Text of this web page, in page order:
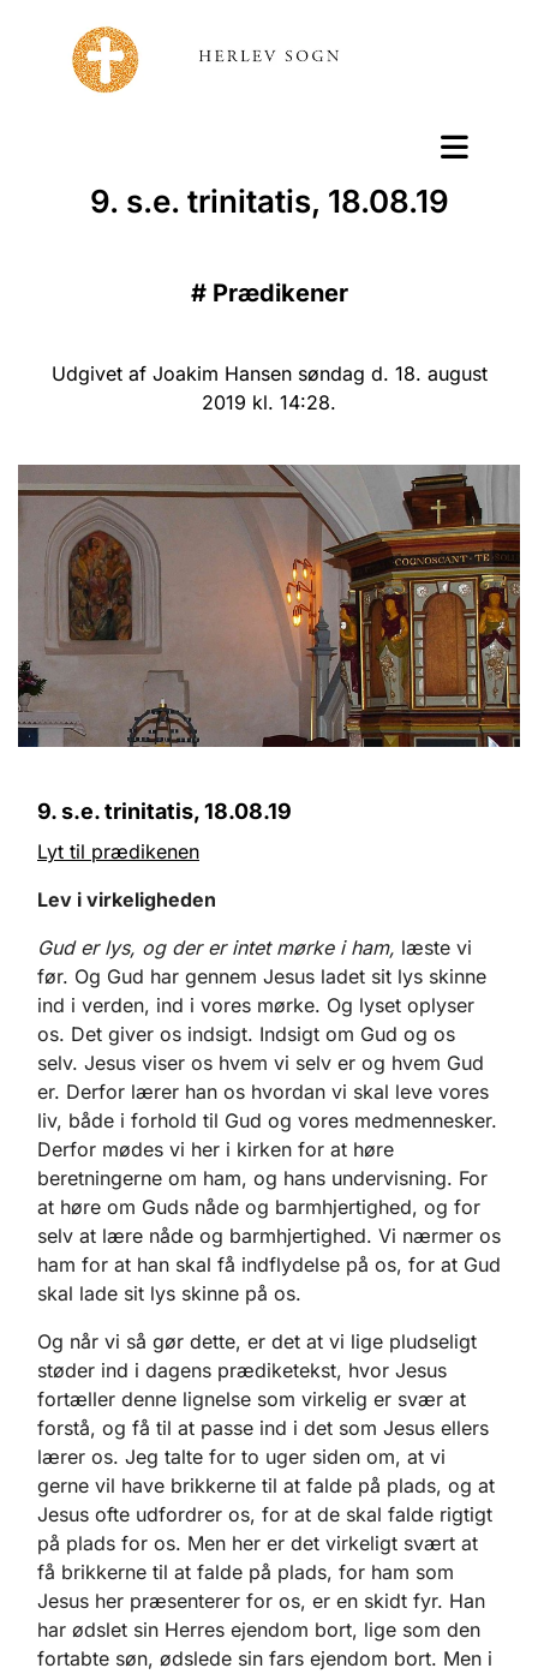
9. s.e. trinitatis, 18.08.19
# Prædikener
Udgivet af Joakim Hansen søndag d. 18. august
2019 kl. 14:28.
9. s.e. trinitatis, 18.08.19
Lyt til prædikenen
Lev i virkeligheden
Gud er lys, og der er intet mørke i ham, læste vi
før. Og Gud har gennem Jesus ladet sit lys skinne
ind i verden, ind i vores mørke. Og lyset oplyser
os. Det giver os indsigt. Indsigt om Gud og os
selv. Jesus viser os hvem vi selv er og hvem Gud
er. Derfor lærer han os hvordan vi skal leve vores
liv, både i forhold til Gud og vores medmennesker.
Derfor mødes vi her i kirken for at høre
beretningerne om ham, og hans undervisning. For
at høre om Guds nåde og barmhjertighed, og for
selv at lære nåde og barmhjertighed. Vi nærmer os
ham for at han skal få indflydelse på os, for at Gud
skal lade sit lys skinne på os.
Og når vi så gør dette, er det at vi lige pludseligt
støder ind i dagens prædiketekst, hvor Jesus
fortæller denne lignelse som virkelig er svær at
forstå, og få til at passe ind i det som Jesus ellers
lærer os. Jeg talte for to uger siden om, at vi
gerne vil have brikkerne til at falde på plads, og at
Jesus ofte udfordrer os, for at de skal falde rigtigt
på plads for os. Men her er det virkeligt svært at
få brikkerne til at falde på plads, for ham som
Jesus her præsenterer for os, er en skidt fyr. Han
har ødslet sin Herres ejendom bort, lige som den
fortabte søn, ødslede sin fars ejendom bort. Men i